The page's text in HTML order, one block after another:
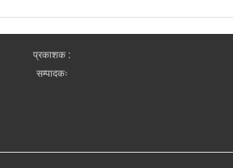
प्रकाशक :
सम्पादकः